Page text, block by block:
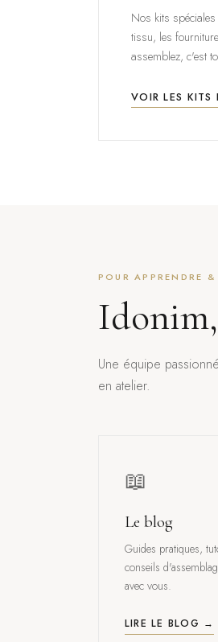
Nos kits spéciales
tissu, les
assemblez, c'est
VOIR LES KITS
POUR APPRENDRE &
Une équipe
en atelier.
📖
Le blog
Guides pratiques,
conseils
avec vous.
LIRE LE BLOG →